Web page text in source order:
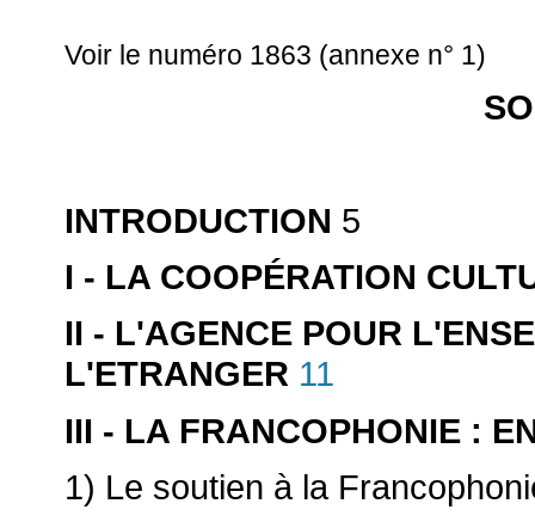
Voir le numéro 1863 (annexe n° 1)
INTRODUCTION 5
I - LA COOPÉRATION
II - L'AGENCE POUR
L'ETRANGER 11
III - LA FRANCOPHONIE :
1) Le soutien à la